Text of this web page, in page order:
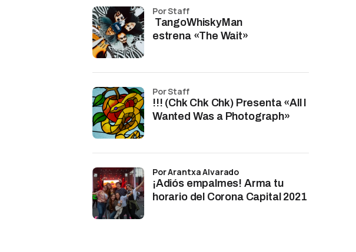
TangoWhiskyMan
estrena «The Wait»
por Staff
!!! (Chk Chk Chk) Presenta «All I
Wanted Was a Photograph»
por Staff
¡Adiós empalmes! Arma tu
horario del Corona Capital 2021
por Arantxa Alvarado